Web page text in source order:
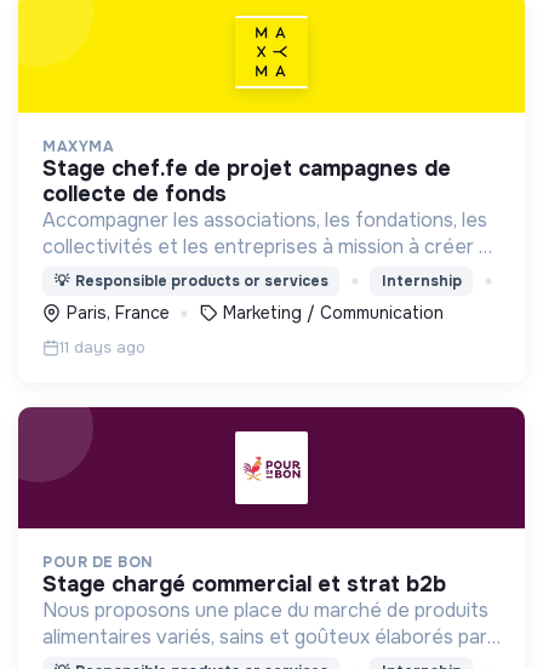
MAXYMA
stage chef.fe de projet campagnes de
collecte de fonds
Accompagner les associations, les fondations, les
collectivités et les entreprises à mission à créer et
animer leur communauté d’engagement, au
service du bien commun.
💡 Responsible products or services Internship
Paris, France Marketing / Communication
11 days ago
POUR DE BON
stage chargé commercial et strat b2b
Nous proposons une place du marché de produits
alimentaires variés, sains et goûteux élaborés par
des producteurs locaux dans le respect de leur